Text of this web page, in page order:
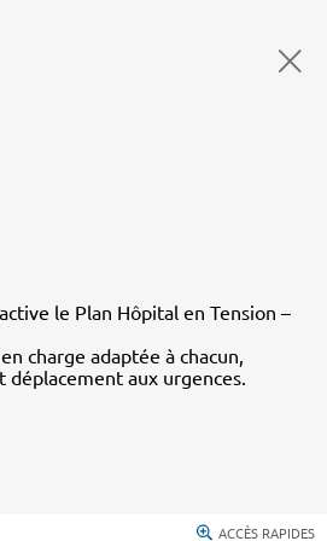
le Plan Hôpital en Tension –
charge adaptée à chacun,
aux urgences.
ACCÈS RAPIDES